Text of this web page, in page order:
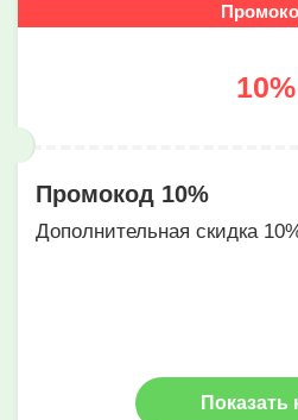
10%
Промокод 10%
Дополнительная скидка
Показать